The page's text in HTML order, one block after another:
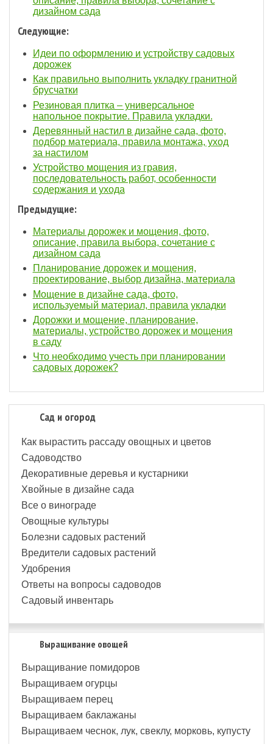
дизайном сада
Следующие:
Идеи по оформлению и устройству садовых
дорожек
Как правильно выполнить укладку гранитной
брусчатки
Резиновая плитка – универсальное
напольное покрытие. Правила укладки.
Деревянный настил в дизайне сада, фото,
подбор материала, правила монтажа, уход
за настилом
Устройство мощения из гравия,
последовательность работ, особенности
содержания и ухода
Предыдущие:
Материалы дорожек и мощения, фото,
описание, правила выбора, сочетание с
дизайном сада
Планирование дорожек и мощения,
проектирование, выбор дизайна, материала
Мощение в дизайне сада, фото,
используемый материал, правила укладки
Дорожки и мощение, планирование,
материалы, устройство дорожек и мощения
в саду
Что необходимо учесть при планировании
садовых дорожек?
Сад и огород
Как вырастить рассаду овощных и цветов
Садоводство
Декоративные деревья и кустарники
Хвойные в дизайне сада
Все о винограде
Овощные культуры
Болезни садовых растений
Вредители садовых растений
Удобрения
Ответы на вопросы садоводов
Садовый инвентарь
Выращивание овощей
Выращивание помидоров
Выращиваем огурцы
Выращиваем перец
Выращиваем баклажаны
Выращиваем чеснок, лук, свеклу, морковь, купусту